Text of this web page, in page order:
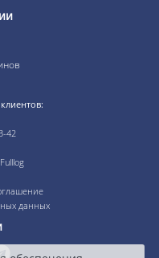
42
данных